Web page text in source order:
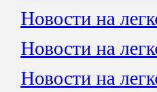
Новости на
Новости на
Новости на